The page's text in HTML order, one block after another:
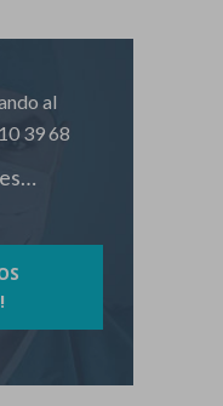
al
39 68